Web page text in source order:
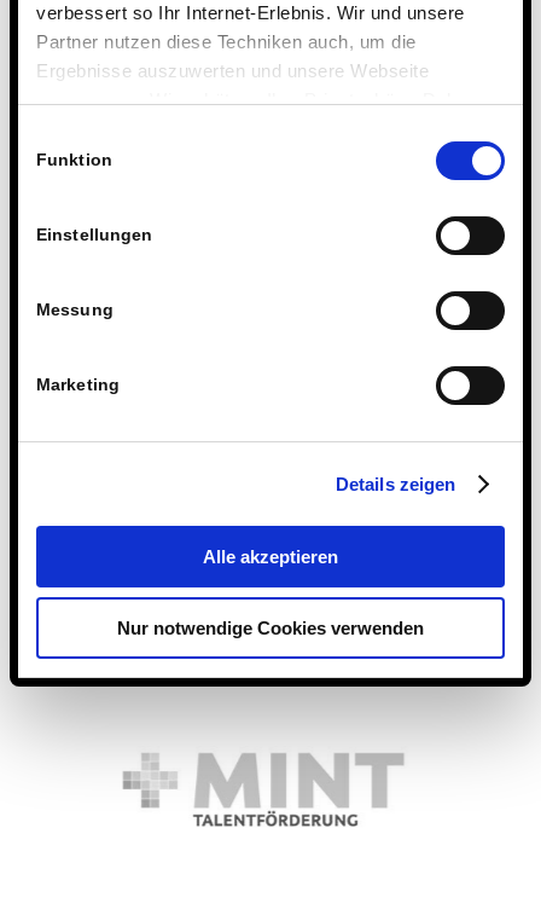
verbessert so Ihr Internet-Erlebnis. Wir und unsere
Partner nutzen diese Techniken auch, um die
Ergebnisse auszuwerten und unsere Webseite
anzupassen. Wir schätzen Ihre Privatsphäre. Daher
Technologien.
Funktion
Einstellungen
Messung
Marketing
Details zeigen
Alle akzeptieren
Nur notwendige Cookies verwenden
9. MÄRZ 2026
Eintrag teilen